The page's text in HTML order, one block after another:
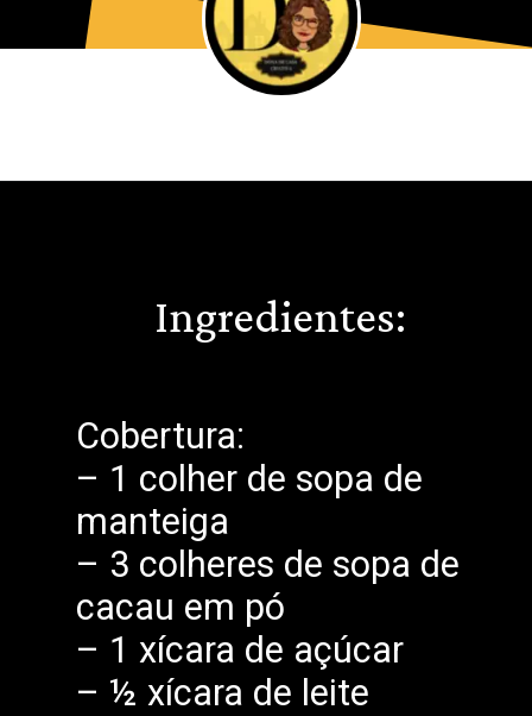
Ingredientes:
Cobertura:
– 1 colher de sopa de
manteiga
– 3 colheres de sopa de
cacau em pó
– 1 xícara de açúcar
– ½ xícara de leite